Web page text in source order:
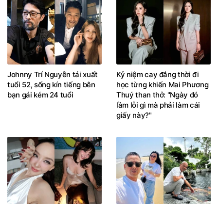
Johnny Trí Nguyễn tái xuất
tuổi 52, sống kín tiếng bên
bạn gái kém 24 tuổi
Kỷ niệm cay đắng thời đi
học từng khiến Mai Phương
Thuý than thở: "Ngày đó
lầm lỗi gì mà phải làm cái
giấy này?"